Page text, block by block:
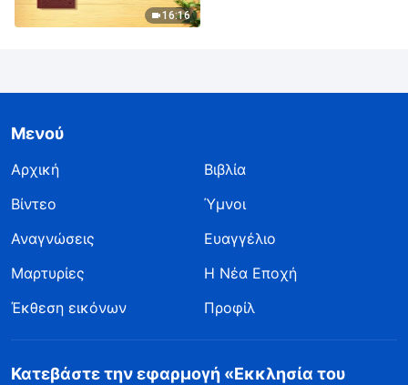
16:16
Μενού
Αρχική
Βιβλία
Βίντεο
Ύμνοι
Αναγνώσεις
Ευαγγέλιο
Μαρτυρίες
Η Νέα Εποχή
Έκθεση εικόνων
Προφίλ
Κατεβάστε την εφαρμογή «Εκκλησία του